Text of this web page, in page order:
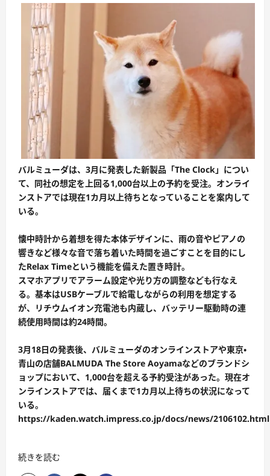
バルミューダは、3月に発表した新製品「The Clock」につい
て、同社の想定を上回る1,000台以上の予約を受注。オンライ
ンストアでは現在1カ月以上待ちとなっていることを案内して
いる。
懐中時計から着想を得た本体デザインに、雨の音やピアノの
響きなど様々な音で落ち着いた時間を過ごすことを目的にし
たRelax Timeという機能を備えた置き時計。
スマホアプリでアラーム設定や光り方の調整なども行なえ
る。基本はUSBケーブルで給電しながらの利用を想定する
が、リチウムイオン充電池も内蔵し、バッテリー駆動時の連
続使用時間は約24時間。
3月18日の発表後、バルミューダのオンラインストアや東京・
青山の店舗BALMUDA The Store Aoyamaなどのブランドシ
ョップにおいて、1,000台を超える予約受注があった。現在オ
ンラインストアでは、届くまで1カ月以上待ちの状況になって
いる。
https://kaden.watch.impress.co.jp/docs/news/2106102.html
続きを読む